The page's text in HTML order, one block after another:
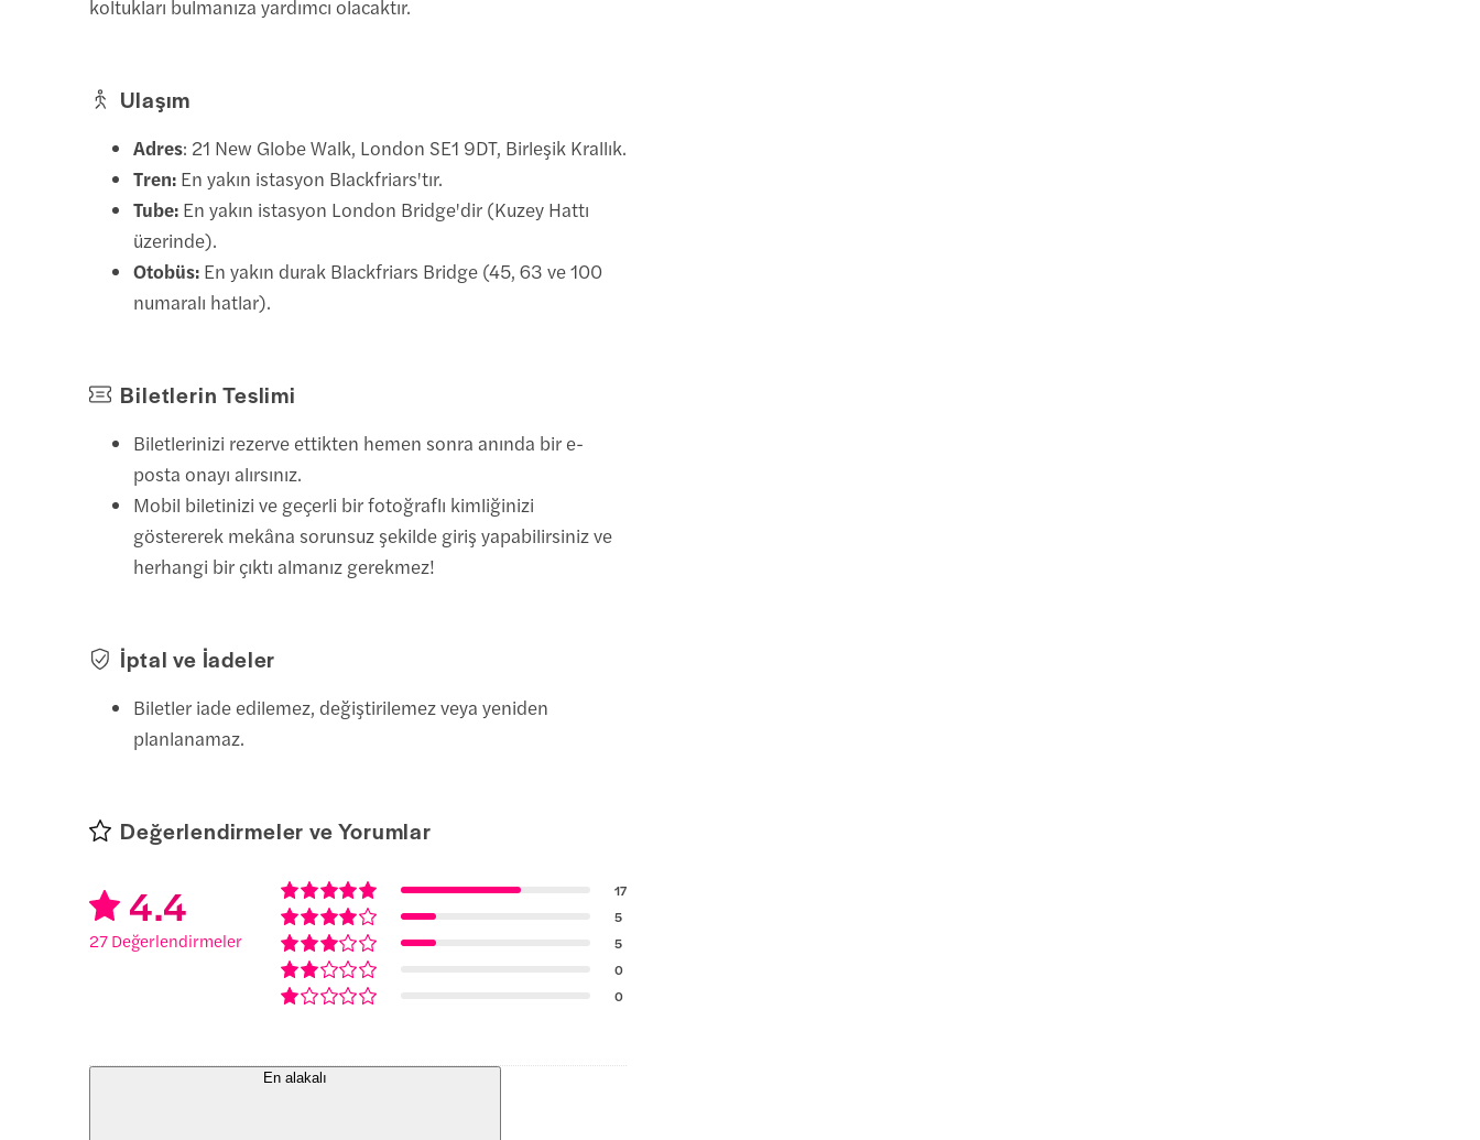
koltukları bulmanıza yardımcı olacaktır.
Ulaşım
Adres: 21 New Globe Walk, London SE1 9DT, Birleşik Krallık.
Tren: En yakın istasyon Blackfriars'tır.
Tube: En yakın istasyon London Bridge'dir (Kuzey Hattı
üzerinde).
Otobüs: En yakın durak Blackfriars Bridge (45, 63 ve 100
numaralı hatlar).
Biletlerin Teslimi
Biletlerinizi rezerve ettikten hemen sonra anında bir e-
posta onayı alırsınız.
Mobil biletinizi ve geçerli bir fotoğraflı kimliğinizi
göstererek mekâna sorunsuz şekilde giriş yapabilirsiniz ve
herhangi bir çıktı almanız gerekmez!
İptal ve İadeler
Biletler iade edilemez, değiştirilemez veya yeniden
planlanamaz.
Değerlendirmeler ve Yorumlar
4.4
27 Değerlendirmeler
17
5
5
0
0
En alakalı